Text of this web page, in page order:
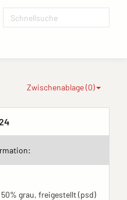
Zwischenablage (0)
grau, freigestellt (psd)